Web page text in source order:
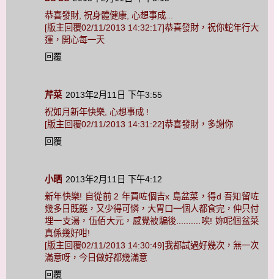
恭喜發財, 祝身體健康, 心想事成...
[版主回覆02/11/2013 14:32:17]恭喜發財，祝你蛇年行大
運，開心每一天
回覆
芹菜 2013年2月11日 下午3:55
祝如月新年快樂, 心想事成 !
[版主回覆02/11/2013 14:31:22]恭喜發財，多謝你
回覆
小晒 2013年2月11日 下午4:12
新年快樂! 自從前 2 年買咗個吉x 島盆菜，得d 吾知留咗
幾多日既餸，又少得可憐，大胃口一個人都食完，仲只付
埋一支湯，伍佰大元，感覺被騙後..........唉! 妳呢個盆菜
真係幾好咁!
[版主回覆02/11/2013 14:30:49]我都試過好幾次，無一次
滿意呀，今日做好都幾滿意
回覆